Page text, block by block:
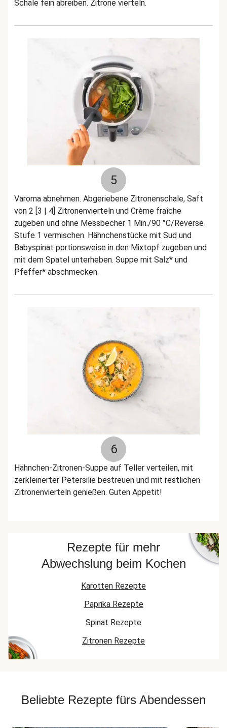
Schale fein abreiben. Zitrone vierteln.
5
Varoma abnehmen. Abgeriebene Zitronenschale, Saft
von 2 [3 | 4] Zitronenvierteln und Crème fraîche
zugeben und ohne Messbecher 1 Min./90 °C/Reverse
Stufe 1 vermischen. Hähnchenstücke mit Sud und
Babyspinat portionsweise in den Mixtopf zugeben und
mit dem Spatel unterheben. Suppe mit Salz* und
Pfeffer* abschmecken.
6
Hähnchen-Zitronen-Suppe auf Teller verteilen, mit
zerkleinerter Petersilie bestreuen und mit restlichen
Zitronenvierteln genießen. Guten Appetit!
Rezepte für mehr
Abwechslung beim Kochen
Karotten Rezepte
Paprika Rezepte
Spinat Rezepte
Zitronen Rezepte
Beliebte Rezepte fürs Abendessen